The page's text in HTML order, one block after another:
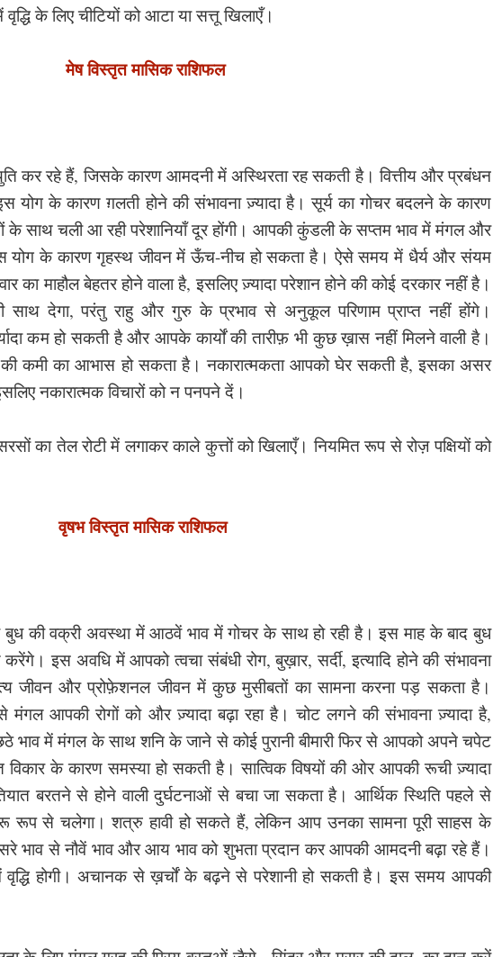
के लिए चीटियों को आटा या सत्तू खिलाएँ।
मेष विस्तृत मासिक राशिफल
कर रहे हैं, जिसके कारण आमदनी में अस्थिरता रह सकती है। वित्तीय और प्रबंधन
योग के कारण ग़लती होने की संभावना ज़्यादा है। सूर्य का गोचर बदलने के कारण
के साथ चली आ रही परेशानियाँ दूर होंगी। आपकी कुंडली के सप्तम भाव में मंगल और
योग के कारण गृहस्थ जीवन में ऊँच-नीच हो सकता है। ऐसे समय में धैर्य और संयम
माहौल बेहतर होने वाला है, इसलिए ज़्यादा परेशान होने की कोई दरकार नहीं है।
साथ देगा, परंतु राहु और गुरु के प्रभाव से अनुकूल परिणाम प्राप्त नहीं होंगे।
कम हो सकती है और आपके कार्यों की तारीफ़ भी कुछ ख़ास नहीं मिलने वाली है।
की कमी का आभास हो सकता है। नकारात्मकता आपको घेर सकती है, इसका असर
नकारात्मक विचारों को न पनपने दें।
का तेल रोटी में लगाकर काले कुत्तों को खिलाएँ। नियमित रूप से रोज़ पक्षियों को
वृषभ विस्तृत मासिक राशिफल
बुध की वक्री अवस्था में आठवें भाव में गोचर के साथ हो रही है। इस माह के बाद बुध
इस अवधि में आपको त्वचा संबंधी रोग, बुख़ार, सर्दी, इत्यादि होने की संभावना
जीवन और प्रोफ़ेशनल जीवन में कुछ मुसीबतों का सामना करना पड़ सकता है।
आपकी रोगों को और ज़्यादा बढ़ा रहा है। चोट लगने की संभावना ज़्यादा है,
भाव में मंगल के साथ शनि के जाने से कोई पुरानी बीमारी फिर से आपको अपने चपेट
विकार के कारण समस्या हो सकती है। सात्विक विषयों की ओर आपकी रूची ज़्यादा
बरतने से होने वाली दुर्घटनाओं से बचा जा सकता है। आर्थिक स्थिति पहले से
रूप से चलेगा। शत्रु हावी हो सकते हैं, लेकिन आप उनका सामना पूरी साहस के
से नौवें भाव और आय भाव को शुभता प्रदान कर आपकी आमदनी बढ़ा रहे हैं।
वृद्धि होगी। अचानक से ख़र्चों के बढ़ने से परेशानी हो सकती है। इस समय आपकी